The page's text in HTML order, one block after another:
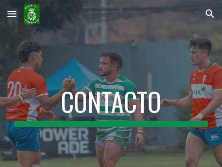
Skip to main content Skip to navigation
CONTACTO